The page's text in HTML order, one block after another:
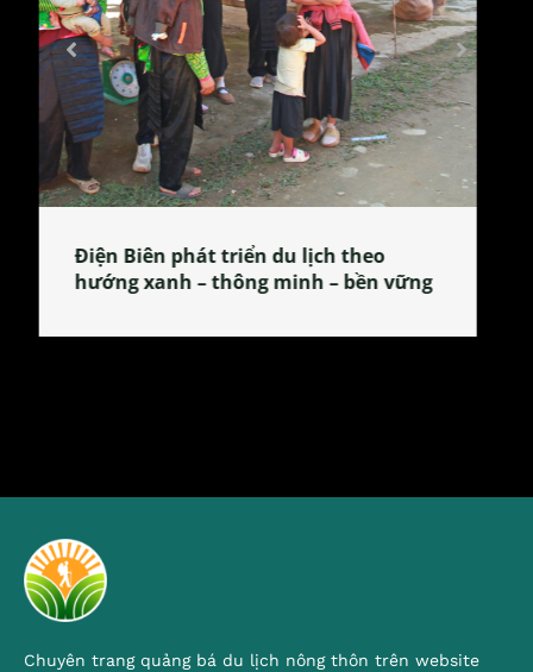
Làng làm bánh tẻ Phú Nhi – nơi lan
tỏa đặc sản xứ Đoài
Chuyên trang quảng bá du lịch nông thôn trên website